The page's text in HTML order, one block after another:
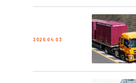
2026.04.03